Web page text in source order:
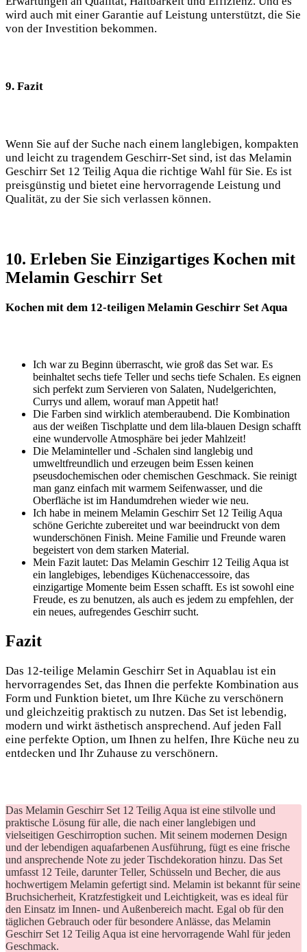
wird​ auch mit einer Garantie auf Leistung ⁤unterstützt, die ⁣Sie
von der Investition bekommen.
9. Fazit
Wenn Sie auf ⁢der Suche nach einem⁢ langlebigen, kompakten
und leicht zu tragendem Geschirr-Set sind,​ ist das Melamin
Geschirr Set 12 Teilig Aqua die richtige Wahl für Sie. Es ist
preisgünstig und bietet eine hervorragende Leistung und
Qualität, zu der Sie sich verlassen können.
10. Erleben Sie Einzigartiges Kochen mit
‌Melamin ⁤Geschirr Set
Kochen mit‌ dem 12-teiligen Melamin Geschirr Set⁤ Aqua
Ich war zu ‌Beginn‍ überrascht, wie ‍groß ⁣das Set⁢ war. Es
beinhaltet sechs tiefe Teller und⁢ sechs tiefe Schalen. Es eignen
sich perfekt zum Servieren von​ Salaten, Nudelgerichten,⁣
Currys ‌und allem, ​worauf​ man⁢ Appetit hat!
Die Farben sind wirklich atemberaubend. Die Kombination​
aus der weißen Tischplatte und dem lila-blauen Design schafft
eine wundervolle Atmosphäre ​bei jeder Mahlzeit!
Die Melaminteller und -Schalen sind langlebig und
umweltfreundlich und erzeugen beim ‌Essen keinen
⁢pseusdochemischen oder chemischen⁤ Geschmack. Sie reinigt‌
man ganz ‌einfach mit ⁤warmem Seifenwasser, und⁣ die
Oberfläche ist im ​Handumdrehen wieder wie neu.
Ich habe in meinem Melamin‍ Geschirr Set 12 Teilig Aqua
schöne Gerichte zubereitet und war beeindruckt von dem
wunderschönen Finish. Meine Familie und​ Freunde waren
⁢begeistert von dem⁤ starken ‌Material.
Mein Fazit ⁢lautet: Das Melamin Geschirr 12 Teilig Aqua ist‍
ein langlebiges,‌ lebendiges Küchenaccessoire, das⁢
einzigartige⁤ Momente ​beim Essen schafft. Es ist sowohl eine
Freude,‍ es zu benutzen, als ​auch es jedem zu⁤ empfehlen, der
ein neues, aufregendes Geschirr⁤ sucht.
Fazit
Das 12-teilige Melamin ‌Geschirr Set in Aquablau ist ein
hervorragendes Set, ‌das Ihnen die perfekte Kombination aus
Form und⁣ Funktion bietet, ⁢um⁢ Ihre Küche zu verschönern
und⁤ gleichzeitig praktisch zu nutzen. Das Set ist lebendig,
modern ⁢und wirkt ästhetisch ansprechend. Auf jeden Fall
eine perfekte Option, um Ihnen zu helfen, Ihre Küche neu‌ zu
entdecken⁣ und ⁣Ihr Zuhause ​zu verschönern.
Das Melamin Geschirr Set 12 Teilig Aqua ist eine stilvolle und
praktische Lösung für alle, die nach einer langlebigen und
vielseitigen Geschirroption suchen. Mit seinem modernen Design
und der lebendigen aquafarbenen Ausführung, fügt es eine frische
und ansprechende Note zu jeder Tischdekoration hinzu. Das Set
umfasst 12 Teile, darunter Teller, Schüsseln und Becher, die aus
hochwertigem Melamin gefertigt sind. Melamin ist bekannt für seine
Bruchsicherheit, Kratzfestigkeit und Leichtigkeit, was es ideal für
den Einsatz im Innen- und Außenbereich macht. Egal ob für den
täglichen Gebrauch oder für besondere Anlässe, das Melamin
Geschirr Set 12 Teilig Aqua ist eine hervorragende Wahl für jeden
Geschmack.